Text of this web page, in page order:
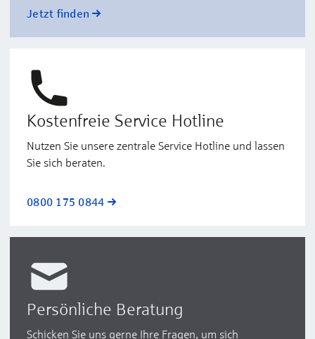
Jetzt finden
Kostenfreie Service Hotline
Nutzen Sie unsere zentrale Service Hotline und lassen
Sie sich beraten.
0800 175 0844
Persönliche Beratung
Schicken Sie uns gerne Ihre Fragen, um sich